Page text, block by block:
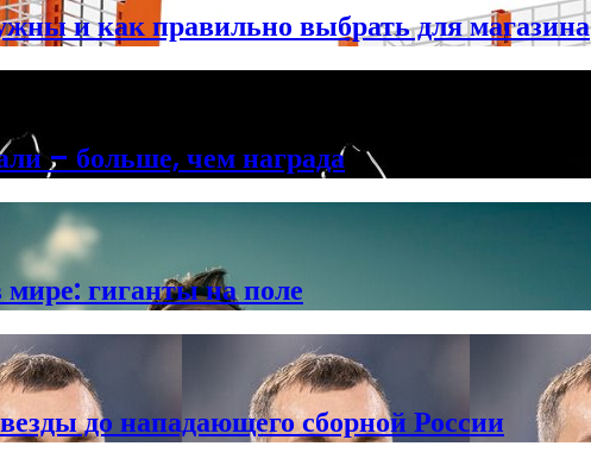
и как правильно выбрать для магазина
– больше, чем награда
гиганты на поле
до нападающего сборной России